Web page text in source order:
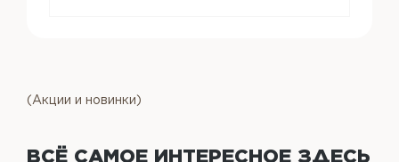
(Акции и новинки)
ВСЁ САМОЕ ИНТЕРЕСНОЕ ЗДЕСЬ